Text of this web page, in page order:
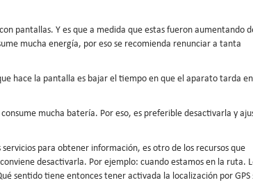
pantallas. Y es que a medida que estas fueron aumentando
mucha energía, por eso se recomienda renunciar a tanta
hace la pantalla es bajar el tiempo en que el aparato tarda en
mucha batería. Por eso, es preferible desactivarla y
para obtener información, es otro de los recursos que
desactivarla. Por ejemplo: cuando estamos en la ruta.
sentido tiene entonces tener activada la localización por GPS